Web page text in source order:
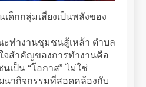
ด็กกลุ่มเสี่ยงเป็นพลังของ
ะทำงานชุมชนสู้เหล้า ตำบล
จสำคัญของการทำงานคือ
เป็น “โอกาส” ไม่ใช่
นากิจกรรมที่สอดคล้องกับ